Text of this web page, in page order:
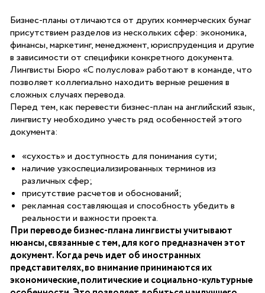
Бизнес-планы отличаются от других коммерческих бумаг
присутствием разделов из нескольких сфер: экономика,
финансы, маркетинг, менеджмент, юриспруденция и другие
в зависимости от специфики конкретного документа.
Лингвисты Бюро «С полуслова» работают в команде, что
позволяет коллегиально находить верные решения в
сложных случаях перевода.
Перед тем, как перевести бизнес-план на английский язык,
лингвисту необходимо учесть ряд особенностей этого
документа:
«сухость» и доступность для понимания сути;
наличие узкоспециализированных терминов из
различных сфер;
присутствие расчетов и обоснований;
рекламная составляющая и способность убедить в
реальности и важности проекта.
При переводе бизнес-плана лингвисты учитывают
нюансы, связанные с тем, для кого предназначен этот
документ. Когда речь идет об иностранных
представителях, во внимание принимаются их
экономические, политические и социально-культурные